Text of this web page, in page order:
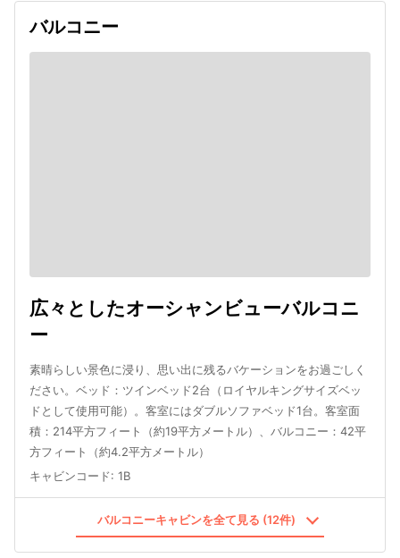
バルコニー
広々としたオーシャンビューバルコニ
ー
素晴らしい景色に浸り、思い出に残るバケーションをお過ごしく
ださい。ベッド：ツインベッド2台（ロイヤルキングサイズベッ
ドとして使用可能）。客室にはダブルソファベッド1台。客室面
積：214平方フィート（約19平方メートル）、バルコニー：42平
方フィート（約4.2平方メートル）
キャビンコード: 1B
バルコニーキャビンを全て見る (12件)